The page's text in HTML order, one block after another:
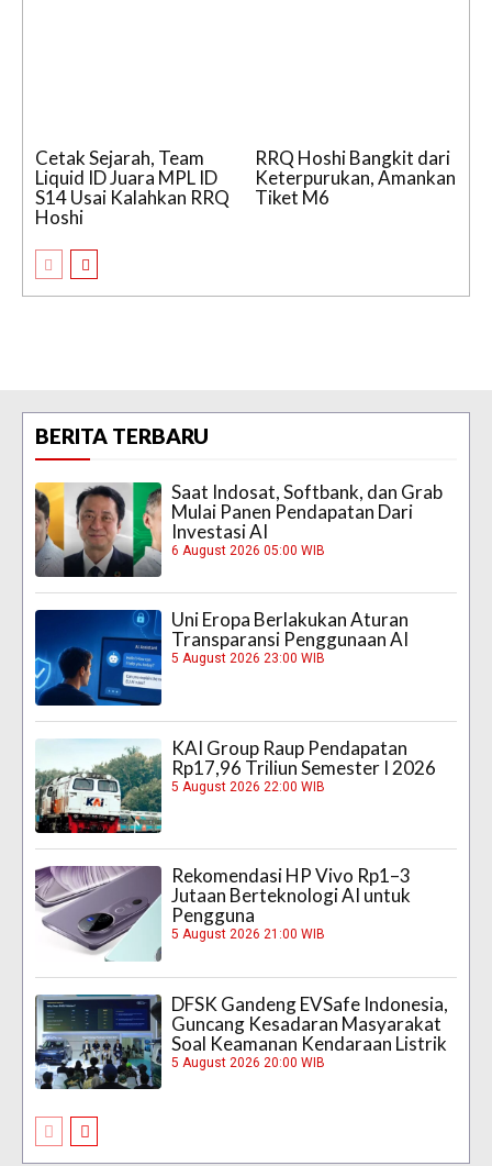
Cetak Sejarah, Team
Liquid ID Juara MPL ID
S14 Usai Kalahkan RRQ
Hoshi
RRQ Hoshi Bangkit dari
Keterpurukan, Amankan
Tiket M6
BERITA TERBARU
Saat Indosat, Softbank, dan Grab
Mulai Panen Pendapatan Dari
Investasi AI
6 August 2026 05:00 WIB
Uni Eropa Berlakukan Aturan
Transparansi Penggunaan AI
5 August 2026 23:00 WIB
KAI Group Raup Pendapatan
Rp17,96 Triliun Semester I 2026
5 August 2026 22:00 WIB
Rekomendasi HP Vivo Rp1–3
Jutaan Berteknologi AI untuk
Pengguna
5 August 2026 21:00 WIB
DFSK Gandeng EVSafe Indonesia,
Guncang Kesadaran Masyarakat
Soal Keamanan Kendaraan Listrik
5 August 2026 20:00 WIB